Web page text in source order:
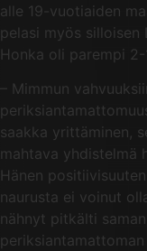
alle 19-vuotiaiden
pelasi myös silloisen
Honka oli parempi 2-
– Mimmun
saakka yrittäminen,
mahtava yhdistelmä
Hänen
naurusta ei voinut
nähnyt pitkälti